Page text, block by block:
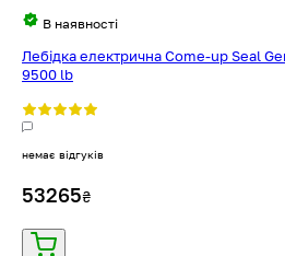
В наявності
Лебідка електрична Come-up Seal
9500 lb
немає відгуків
53265₴